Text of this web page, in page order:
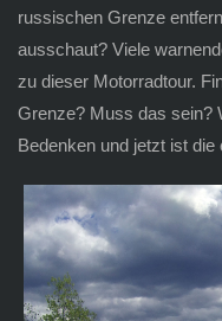
russischen Grenze
ausschaut? Viele
zu dieser Motorradtour.
Grenze? Muss das sein?
Bedenken und jetzt ist